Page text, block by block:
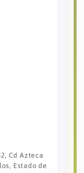
Cd Azteca
Estado de